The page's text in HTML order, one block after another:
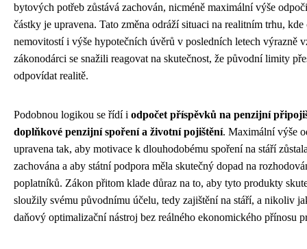
bytových potřeb zůstává zachován, nicméně maximální výše
částky je upravena. Tato změna odráží situaci na realitním trhu, kde
nemovitostí i výše hypotečních úvěrů v posledních letech výrazně
zákonodárci se snažili reagovat na skutečnost, že původní limity
odpovídat realitě.
Podobnou logikou se řídí i odpočet příspěvků na penzijní
doplňkové penzijní spoření a životní pojištění. Maximální výše
upravena tak, aby motivace k dlouhodobému spoření na stáří
zachována a aby státní podpora měla skutečný dopad na
poplatníků. Zákon přitom klade důraz na to, aby tyto produkty
sloužily svému původnímu účelu, tedy zajištění na stáří, a nikoliv
daňový optimalizační nástroj bez reálného ekonomického přínosu